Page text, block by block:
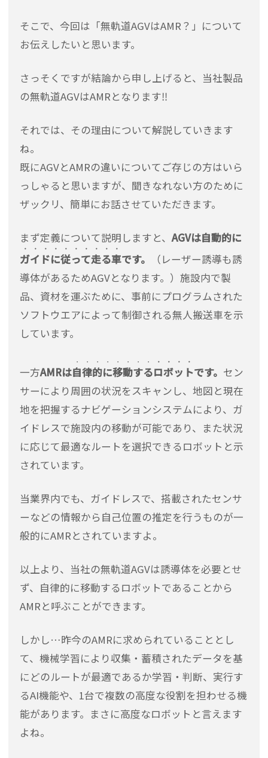
そこで、今回は「無軌道AGVはAMR？」について
お伝えしたいと思います。
さっそくですが結論から申し上げると、当社製品
の無軌道AGVはAMRとなります‼
それでは、その理由について解説していきます
ね
既にAGVとAMRの違いについてご存じの方はいら
っしゃると思いますが、聞きなれない方のために
ザックリ、簡単にお話させていただきます。
まず定義について説明しますと、AGVは自動的に
ガイド
・・・
に
・
従って
・・・
走る
・・
車
・
です。
（レーザー誘導も誘
導体があるためAGVとなります。）施設内で製
品、資材を運ぶために、事前にプログラムされた
ソフトウエアによって制御される無人搬送車を示
しています。
一方AMRは自律的
・・・
に
・
移動
・・
する
・・
ロボット
・・・・
です。 セン
サーにより周囲の状況をスキャンし、地図と現在
地を把握するナビゲーションシステムにより、ガ
イドレスで施設内の移動が可能であり、また状況
に応じて最適なルートを選択できるロボットと示
されています。
当業界内でも、ガイドレスで、搭載されたセンサ
ーなどの情報から自己位置の推定を行うものが一
般的にAMRとされていますよ。
以上より、当社の無軌道AGVは誘導体を必要とせ
ず、自律的に移動するロボットであることから
AMRと呼ぶことができます。
しかし…昨今のAMRに求められていることとし
て、機械学習により収集・蓄積されたデータを基
にどのルートが最適であるか学習・判断、実行す
るAI機能や、1台で複数の高度な役割を担わせる機
能があります。まさに高度なロボットと言えます
よね。